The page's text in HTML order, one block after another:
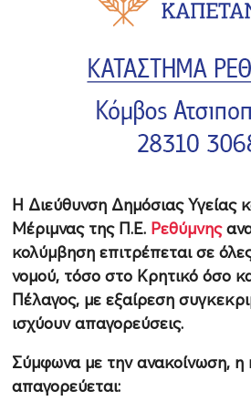
Η Διεύθυνση Δημόσιας Υγείας
Μέριμνας της Π.Ε. Ρεθύμνης
κολύμβηση επιτρέπεται σε
νομού, τόσο στο Κρητικό όσο
Πέλαγος, με εξαίρεση
ισχύουν απαγορεύσεις.
Σύμφωνα με την ανακοίνωση, η
απαγορεύεται: